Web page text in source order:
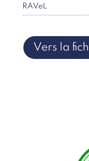
RAVeL
Vers la